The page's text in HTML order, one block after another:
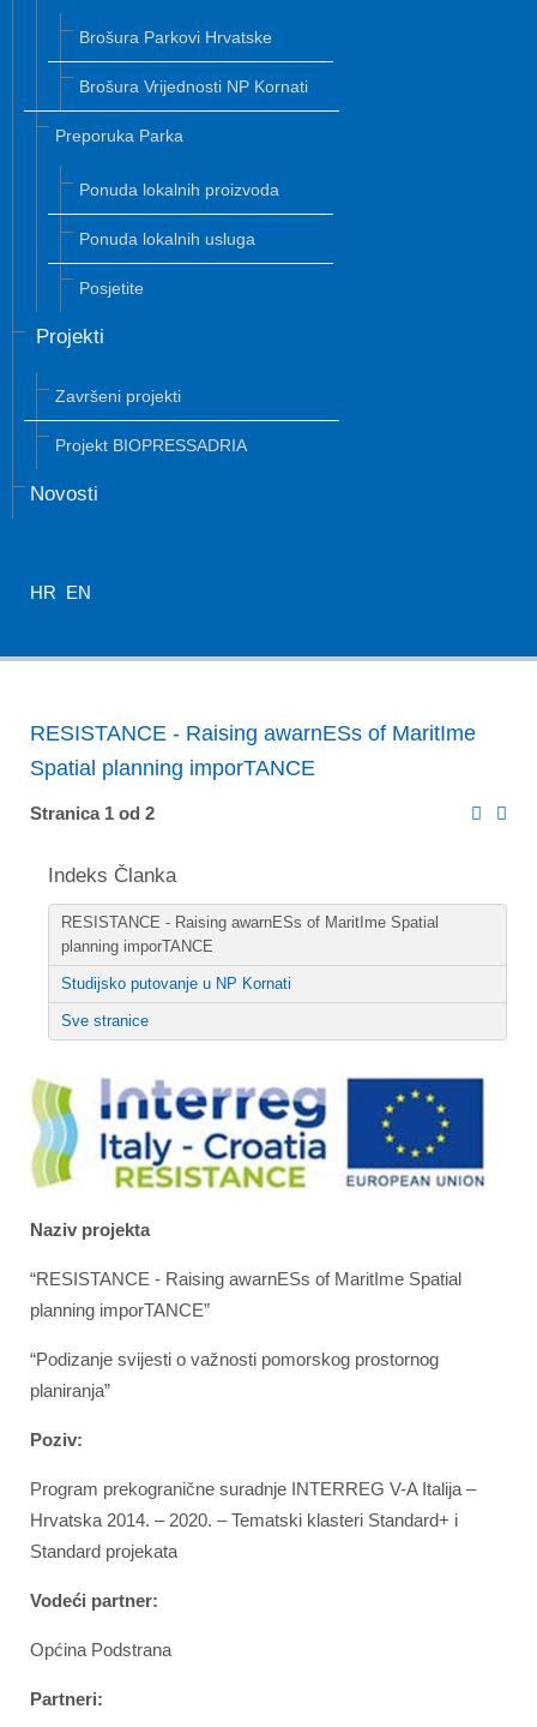
Brošura Parkovi Hrvatske
Brošura Vrijednosti NP Kornati
Preporuka Parka
Ponuda lokalnih proizvoda
Ponuda lokalnih usluga
Posjetite
Projekti
Završeni projekti
Projekt BIOPRESSADRIA
Novosti
HR EN
RESISTANCE - Raising awarnESs of MaritIme
Spatial planning imporTANCE
Indeks Članka
RESISTANCE - Raising awarnESs of MaritIme Spatial
planning imporTANCE
Studijsko putovanje u NP Kornati
Sve stranice
Stranica 1 od 2
Naziv projekta
“RESISTANCE - Raising awarnESs of MaritIme Spatial
planning imporTANCE”
“Podizanje svijesti o važnosti pomorskog prostornog
planiranja”
Poziv:
Program prekogranične suradnje INTERREG V-A Italija –
Hrvatska 2014. – 2020. – Tematski klasteri Standard+ i
Standard projekata
Vodeći partner:
Općina Podstrana
Partneri: